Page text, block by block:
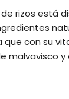
rizos está
que con su
malvavisco